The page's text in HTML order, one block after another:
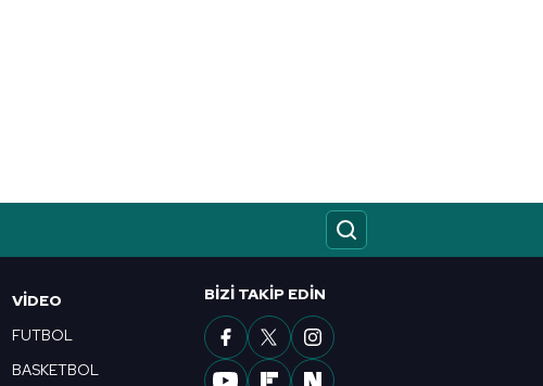
VIDEO
FUTBOL
BASKETBOL
BIZI TAKIP EDIN